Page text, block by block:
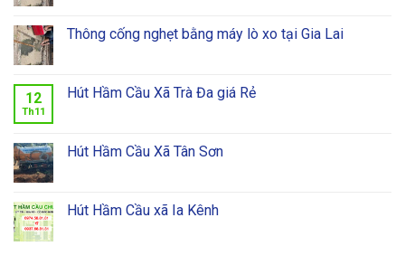
Thông cống nghẹt bằng máy lò xo tại Gia Lai
12
Th11
Hút Hầm Cầu Xã Trà Đa giá Rẻ
Hút Hầm Cầu Xã Tân Sơn
Hút Hầm Cầu xã Ia Kênh